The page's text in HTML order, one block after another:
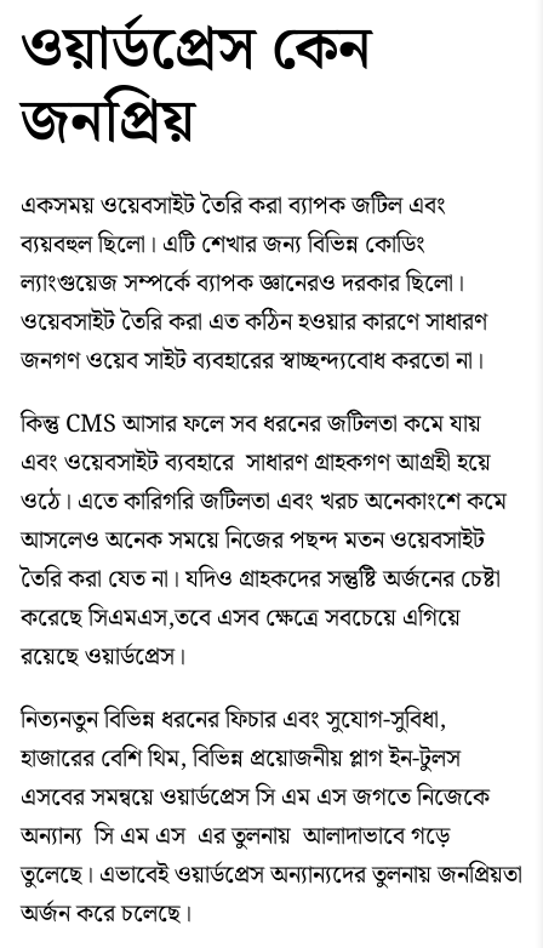
ওয়ার্ডপ্রেস কেন
জনপ্রিয়
একসময় ওয়েবসাইট তৈরি করা ব্যাপক জটিল এবং
ব্যয়বহুল ছিলো। এটি শেখার জন্য বিভিন্ন কোডিং
ল্যাংগুয়েজ সম্পর্কে ব্যাপক জ্ঞানেরও দরকার ছিলো।
ওয়েবসাইট তৈরি করা এত কঠিন হওয়ার কারণে সাধারণ
জনগণ ওয়েব সাইট ব্যবহারের স্বাচ্ছন্দ্যবোধ করতো না।
কিন্তু CMS আসার ফলে সব ধরনের জটিলতা কমে যায়
এবং ওয়েবসাইট ব্যবহারে সাধারণ গ্রাহকগণ আগ্রহী হয়ে
ওঠে। এতে কারিগরি জটিলতা এবং খরচ অনেকাংশে কমে
আসলেও অনেক সময়ে নিজের পছন্দ মতন ওয়েবসাইট
তৈরি করা যেত না। যদিও গ্রাহকদের সন্তুষ্টি অর্জনের চেষ্টা
করেছে সিএমএস,তবে এসব ক্ষেত্রে সবচেয়ে এগিয়ে
রয়েছে ওয়ার্ডপ্রেস।
নিত্যনতুন বিভিন্ন ধরনের ফিচার এবং সুযোগ-সুবিধা,
হাজারের বেশি থিম, বিভিন্ন প্রয়োজনীয় প্লাগ ইন-টুলস
এসবের সমন্বয়ে ওয়ার্ডপ্রেস সি এম এস জগতে নিজেকে
অন্যান্য সি এম এস এর তুলনায় আলাদাভাবে গড়ে
তুলেছে। এভাবেই ওয়ার্ডপ্রেস অন্যান্যদের তুলনায় জনপ্রিয়তা
অর্জন করে চলেছে।